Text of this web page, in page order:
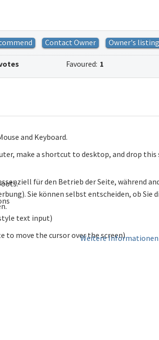
Contact Owner Owner's
Favoured: 1
and Keyboard.
make a shortcut to desktop, and drop
text input)
to move the cursor over the screen)
für den Betrieb der Seite, während
Sie können selbst entscheiden, ob
Weitere Informationen